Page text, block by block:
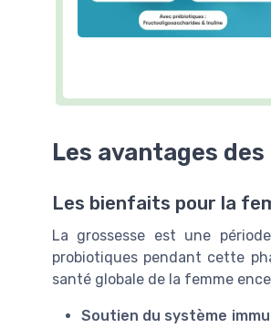
Les avantages
Les bienfaits pour la
La grossesse est une
probiotiques pendant cette
santé globale de la femme
Soutien du système